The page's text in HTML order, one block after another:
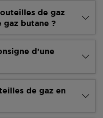
de gaz
butane ?
d’une
de gaz en